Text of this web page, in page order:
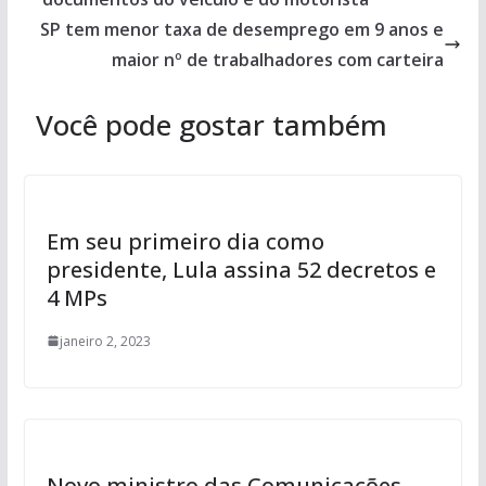
SP tem menor taxa de desemprego em 9 anos e
maior nº de trabalhadores com carteira
Você pode gostar também
Em seu primeiro dia como
presidente, Lula assina 52 decretos e
4 MPs
janeiro 2, 2023